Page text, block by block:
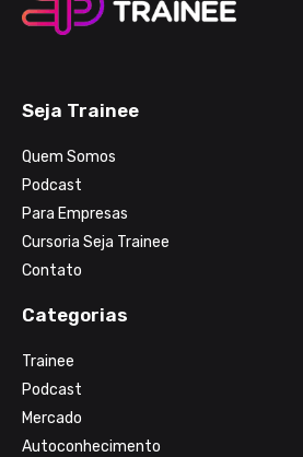
Seja Trainee
Quem Somos
Podcast
Para Empresas
Cursoria Seja Trainee
Contato
Categorias
Trainee
Podcast
Mercado
Autoconhecimento